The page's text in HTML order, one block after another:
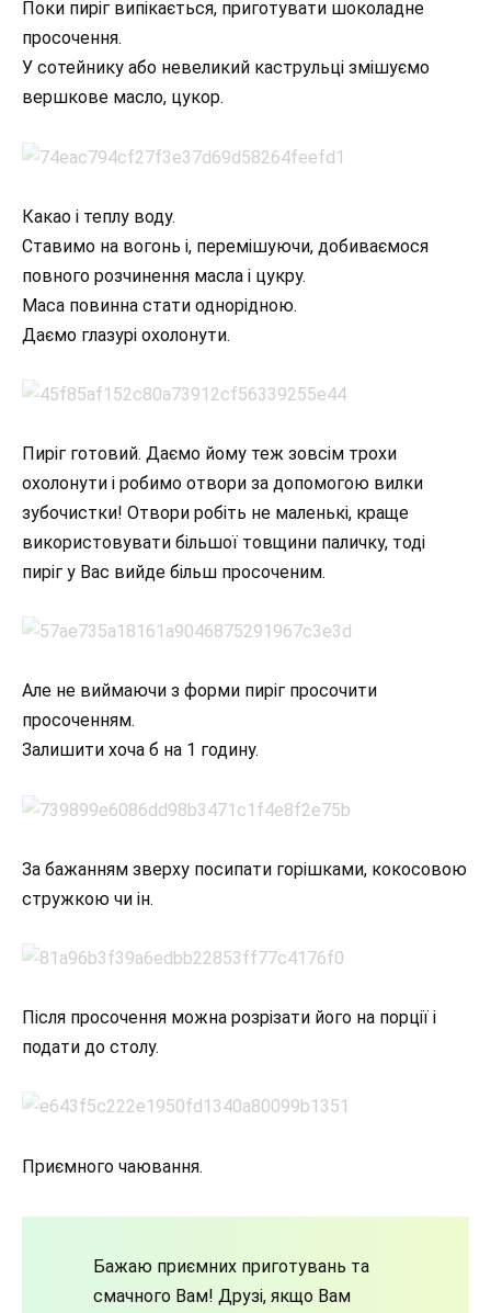
Поки пиріг випікається, приготувати шоколадне
просочення.
У сотейнику або невеликий каструльці змішуємо
вершкове масло, цукор.
Какао і теплу воду.
Ставимо на вогонь і, перемішуючи, добиваємося
повного розчинення масла і цукру.
Маса повинна стати однорідною.
Даємо глазурі охолонути.
Пиріг готовий. Даємо йому теж зовсім трохи
охолонути і робимо отвори за допомогою вилки
зубочистки! Отвори робіть не маленькі, краще
використовувати більшої товщини паличку, тоді
пиріг у Вас вийде більш просоченим.
Але не виймаючи з форми пиріг просочити
просоченням.
Залишити хоча б на 1 годину.
За бажанням зверху посипати горішками, кокосовою
стружкою чи ін.
Після просочення можна розрізати його на порції і
подати до столу.
Приємного чаювання.
Бажаю приємних приготувань та
смачного Вам! Друзі, якщо Вам